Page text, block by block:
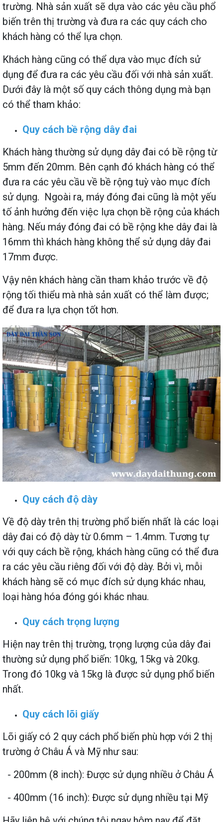
trường. Nhà sản xuất sẽ dựa vào các yêu cầu phổ
biến trên thị trường và đưa ra các quy cách cho
khách hàng có thể lựa chọn.
Khách hàng cũng có thể dựa vào mục đích sử
dụng để đưa ra các yêu cầu đối với nhà sản xuất.
Dưới đây là một số quy cách thông dụng mà bạn
có thể tham khảo:
Quy cách bề rộng dây đai
Khách hàng thường sử dụng dây đai có bề rộng từ
5mm đến 20mm. Bên cạnh đó khách hàng có thể
đưa ra các yêu cầu về bề rộng tuỳ vào mục đích
sử dụng. Ngoài ra, máy đóng đai cũng là một yếu
tố ảnh hưởng đến việc lựa chọn bề rộng của khách
hàng. Nếu máy đóng đai có bề rộng khe dây đai là
16mm thì khách hàng không thể sử dụng dây đai
17mm được.
Vậy nên khách hàng cần tham khảo trước về độ
rộng tối thiểu mà nhà sản xuất có thể làm được;
để đưa ra lựa chọn tốt hơn.
Quy cách độ dày
Về độ dày trên thị trường phổ biến nhất là các loại
dây đai có độ dày từ 0.6mm – 1.4mm. Tương tự
với quy cách bề rộng, khách hàng cũng có thể đưa
ra các yêu cầu riêng đối với độ dày. Bởi vì, mỗi
khách hàng sẽ có mục đích sử dụng khác nhau,
loại hàng hóa đóng gói khác nhau.
Quy cách trọng lượng
Hiện nay trên thị trường, trọng lượng của dây đai
thường sử dụng phổ biến: 10kg, 15kg và 20kg.
Trong đó 10kg và 15kg là được sử dụng phổ biến
nhất.
Quy cách lõi giấy
Lõi giấy có 2 quy cách phổ biến phù hợp với 2 thị
trường ở Châu Á và Mỹ như sau:
- 200mm (8 inch): Được sử dụng nhiều ở Châu Á
- 400mm (16 inch): Được sử dụng nhiều tại Mỹ